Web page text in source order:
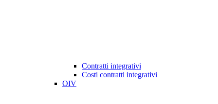
Contratti integrativi
Costi contratti integrativi
OIV